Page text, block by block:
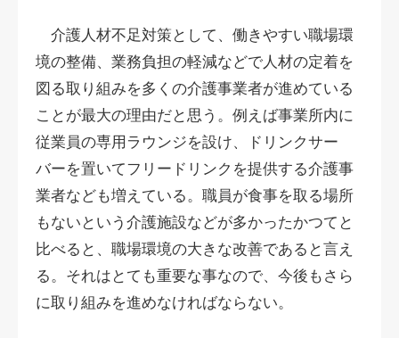
介護人材不足対策として、働きやすい職場環
境の整備、業務負担の軽減などで人材の定着を
図る取り組みを多くの介護事業者が進めている
ことが最大の理由だと思う。例えば事業所内に
従業員の専用ラウンジを設け、ドリンクサー
バーを置いてフリードリンクを提供する介護事
業者なども増えている。職員が食事を取る場所
もないという介護施設などが多かったかつてと
比べると、職場環境の大きな改善であると言え
る。それはとても重要な事なので、今後もさら
に取り組みを進めなければならない。